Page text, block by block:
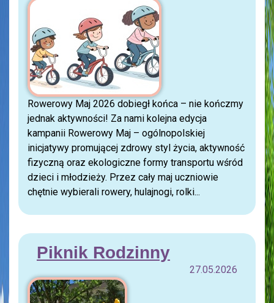
Rowerowy Maj 2026 dobiegł końca – nie kończmy
jednak aktywności! Za nami kolejna edycja
kampanii Rowerowy Maj – ogólnopolskiej
inicjatywy promującej zdrowy styl życia, aktywność
fizyczną oraz ekologiczne formy transportu wśród
dzieci i młodzieży. Przez cały maj uczniowie
chętnie wybierali rowery, hulajnogi, rolki...
Piknik Rodzinny
27.05.2026